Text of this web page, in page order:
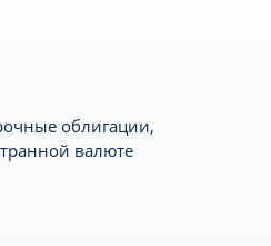
облигации,
валюте